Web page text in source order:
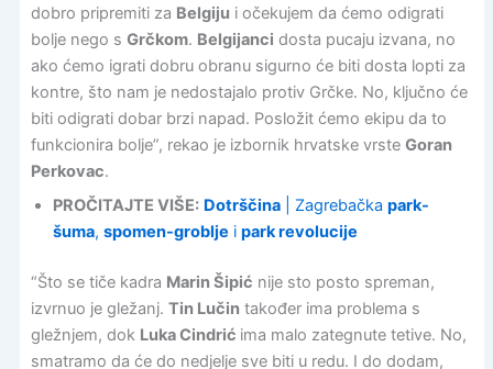
dobro pripremiti za Belgiju i očekujem da ćemo odigrati
bolje nego s Grčkom. Belgijanci dosta pucaju izvana, no
ako ćemo igrati dobru obranu sigurno će biti dosta lopti za
kontre, što nam je nedostajalo protiv Grčke. No, ključno će
biti odigrati dobar brzi napad. Posložit ćemo ekipu da to
funkcionira bolje”, rekao je izbornik hrvatske vrste Goran
Perkovac.
PROČITAJTE VIŠE: Dotrščina| Zagrebačka park-
šuma, spomen-groblje i park revolucije
“Što se tiče kadra Marin Šipić nije sto posto spreman,
izvrnuo je gležanj. Tin Lučintakođer ima problema s
gležnjem, dok Luka Cindrić ima malo zategnute tetive. No,
smatramo da će do nedjelje sve biti u redu. I do dodam,